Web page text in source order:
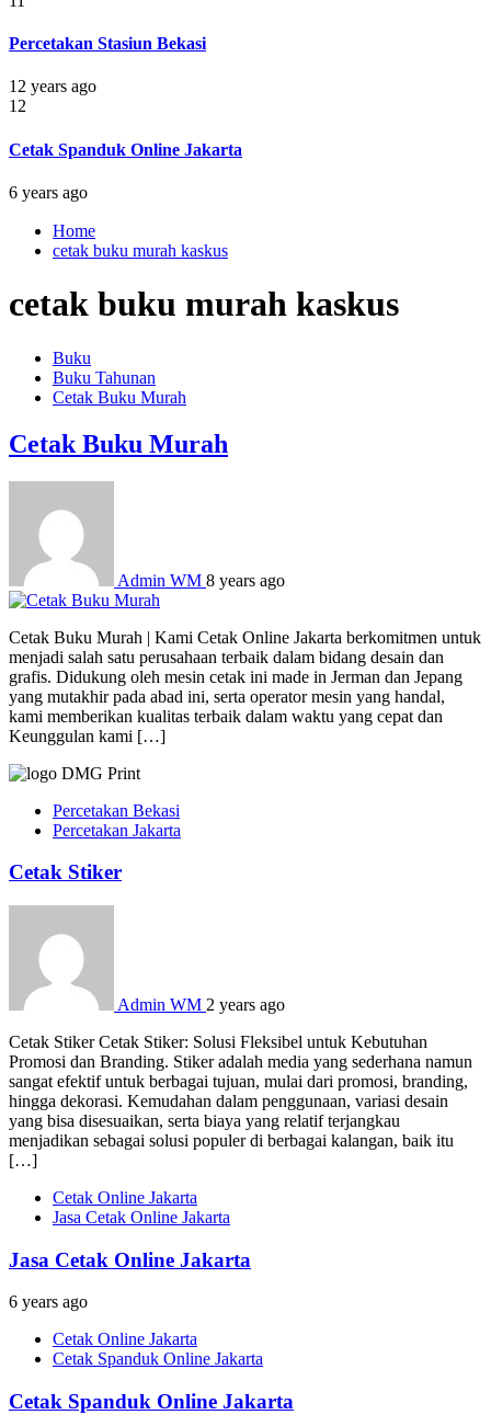
Percetakan Stasiun Bekasi
12 years ago
12
Cetak Spanduk Online Jakarta
6 years ago
Home
cetak buku murah kaskus
cetak buku murah kaskus
Buku
Buku Tahunan
Cetak Buku Murah
Cetak Buku Murah
Admin WM 8 years ago
Cetak Buku Murah | Kami Cetak Online Jakarta berkomitmen untuk
menjadi salah satu perusahaan terbaik dalam bidang desain dan
grafis. Didukung oleh mesin cetak ini made in Jerman dan Jepang
yang mutakhir pada abad ini, serta operator mesin yang handal,
kami memberikan kualitas terbaik dalam waktu yang cepat dan
Keunggulan kami […]
Percetakan Bekasi
Percetakan Jakarta
Cetak Stiker
Admin WM 2 years ago
Cetak Stiker Cetak Stiker: Solusi Fleksibel untuk Kebutuhan
Promosi dan Branding. Stiker adalah media yang sederhana namun
sangat efektif untuk berbagai tujuan, mulai dari promosi, branding,
hingga dekorasi. Kemudahan dalam penggunaan, variasi desain
yang bisa disesuaikan, serta biaya yang relatif terjangkau
menjadikan sebagai solusi populer di berbagai kalangan, baik itu
[…]
Cetak Online Jakarta
Jasa Cetak Online Jakarta
Jasa Cetak Online Jakarta
6 years ago
Cetak Online Jakarta
Cetak Spanduk Online Jakarta
Cetak Spanduk Online Jakarta